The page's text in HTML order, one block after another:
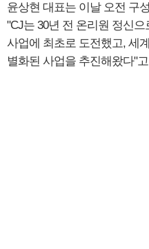
윤상현 대표는 이날 오전 구
"CJ는 30년 전 온리원 정신
사업에 최초로 도전했고, 세
별화된 사업을 추진해왔다"